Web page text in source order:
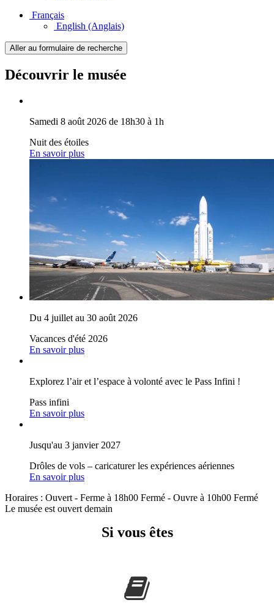
Français
English (Anglais)
Aller au formulaire de recherche
Découvrir le musée
Samedi 8 août 2026 de 18h30 à 1h
Nuit des étoiles
En savoir plus
Du 4 juillet au 30 août 2026
Vacances d'été 2026
En savoir plus
Explorez l’air et l’espace à volonté avec le Pass Infini !
Pass infini
En savoir plus
Jusqu'au 3 janvier 2027
Drôles de vols – caricaturer les expériences aériennes
En savoir plus
Horaires : Ouvert - Ferme à 18h00 Fermé - Ouvre à 10h00 Fermé
Le musée est ouvert demain
Si vous êtes